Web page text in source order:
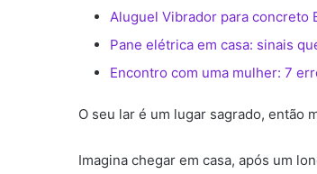
Aluguel Vibrador para concreto
Pane elétrica em casa: sinais
Encontro com uma mulher: 7
O seu lar é um lugar sagrado, então
Imagina chegar em casa, após um